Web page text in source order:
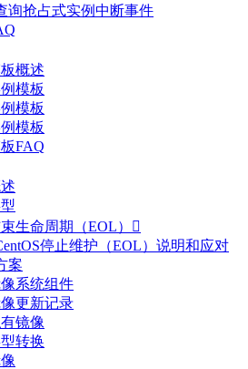
询抢占式实例中断事件
概述
模板
模板
模板
FAQ
生命周期（EOL）

停止维护（EOL）说明和应对
案
系统组件
更新记录
镜像
转换